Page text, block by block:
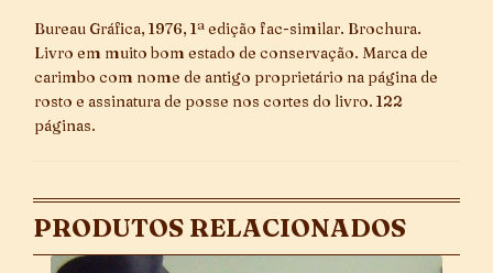
Bureau Gráfica, 1976, 1ª edição fac-similar. Brochura.
Livro em muito bom estado de conservação. Marca de
carimbo com nome de antigo proprietário na página de
rosto e assinatura de posse nos cortes do livro. 122
páginas.
PRODUTOS RELACIONADOS